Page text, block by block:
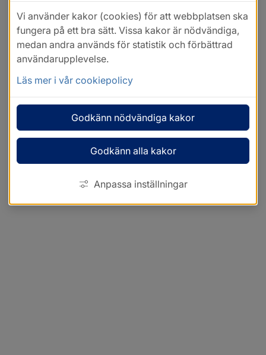
Vi använder kakor (cookies) för att webbplatsen ska
fungera på ett bra sätt. Vissa kakor är nödvändiga,
medan andra används för statistik och förbättrad
användarupplevelse.
Läs mer i vår cookiepolicy
Godkänn nödvändiga kakor
Godkänn alla kakor
Anpassa inställningar